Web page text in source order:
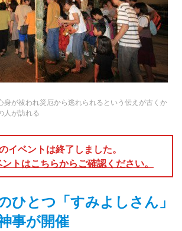
身が祓われ災厄から逃れられるという伝えが古くか
人が訪れる
イベントは終了しました。
トはこちらからご確認ください。
ひとつ「すみよしさん」
事が開催